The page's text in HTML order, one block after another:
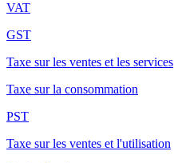
VAT
GST
Taxe sur les ventes et les services
Taxe sur la consommation
PST
Taxe sur les ventes et l'utilisation